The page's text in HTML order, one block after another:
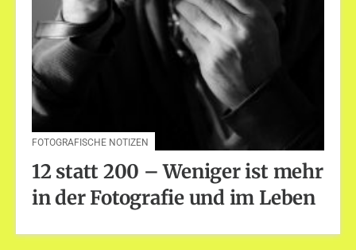
FOTOGRAFISCHE NOTIZEN
12 statt 200 – Weniger ist mehr
in der Fotografie und im Leben